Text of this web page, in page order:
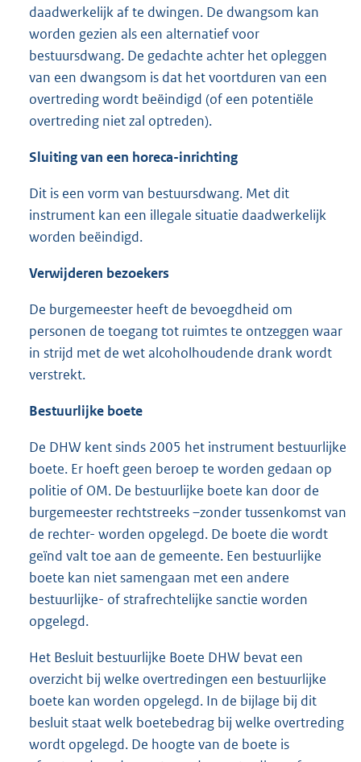
daadwerkelijk af te dwingen. De dwangsom kan
worden gezien als een alternatief voor
bestuursdwang. De gedachte achter het opleggen
van een dwangsom is dat het voortduren van een
overtreding wordt beëindigd (of een potentiële
overtreding niet zal optreden).
Sluiting van een horeca-inrichting
Dit is een vorm van bestuursdwang. Met dit
instrument kan een illegale situatie daadwerkelijk
worden beëindigd.
Verwijderen bezoekers
De burgemeester heeft de bevoegdheid om
personen de toegang tot ruimtes te ontzeggen waar
in strijd met de wet alcoholhoudende drank wordt
verstrekt.
Bestuurlijke boete
De DHW kent sinds 2005 het instrument bestuurlijke
boete. Er hoeft geen beroep te worden gedaan op
politie of OM. De bestuurlijke boete kan door de
burgemeester rechtstreeks –zonder tussenkomst van
de rechter- worden opgelegd. De boete die wordt
geïnd valt toe aan de gemeente. Een bestuurlijke
boete kan niet samengaan met een andere
bestuurlijke- of strafrechtelijke sanctie worden
opgelegd.
Het Besluit bestuurlijke Boete DHW bevat een
overzicht bij welke overtredingen een bestuurlijke
boete kan worden opgelegd. In de bijlage bij dit
besluit staat welk boetebedrag bij welke overtreding
wordt opgelegd. De hoogte van de boete is